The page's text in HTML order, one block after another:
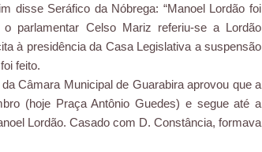
disse Seráfico da Nóbrega: “Manoel Lordão foi
parlamentar Celso Mariz referiu-se a Lordão
à presidência da Casa Legislativa a suspensão
feito.
Câmara Municipal de Guarabira aprovou que a
(hoje Praça Antônio Guedes) e segue até a
Lordão. Casado com D. Constância, formava